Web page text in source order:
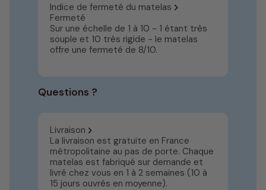
Indice de fermeté du matelas
Fermeté
Sur une échelle de 1 à 10 - 1 étant très
souple et 10 très rigide - le matelas
offre une fermeté de 8/10.
Questions ?
Livraison
La livraison est gratuite en France
métropolitaine au pas de porte. Chaque
matelas est fabriqué sur demande et
livré chez vous en 1 à 2 semaines (10 à
15 jours ouvrés en moyenne).